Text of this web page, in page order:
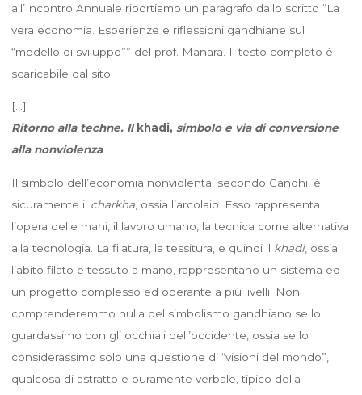
all’Incontro Annuale riportiamo un paragrafo dallo scritto “La
vera economia. Esperienze e riflessioni gandhiane sul
“modello di sviluppo”” del prof. Manara. Il testo completo è
scaricabile dal sito.
[…]
Ritorno alla techne. Ilkhadi, simbolo e via di conversione
alla nonviolenza
Il simbolo dell’economia nonviolenta, secondo Gandhi, è
sicuramente il charkha, ossia l’arcolaio. Esso rappresenta
l’opera delle mani, il lavoro umano, la tecnica come alternativa
alla tecnologia. La filatura, la tessitura, e quindi il khadi, ossia
l’abito filato e tessuto a mano, rappresentano un sistema ed
un progetto complesso ed operante a più livelli. Non
comprenderemmo nulla del simbolismo gandhiano se lo
guardassimo con gli occhiali dell’occidente, ossia se lo
considerassimo solo una questione di “visioni del mondo”,
qualcosa di astratto e puramente verbale, tipico della